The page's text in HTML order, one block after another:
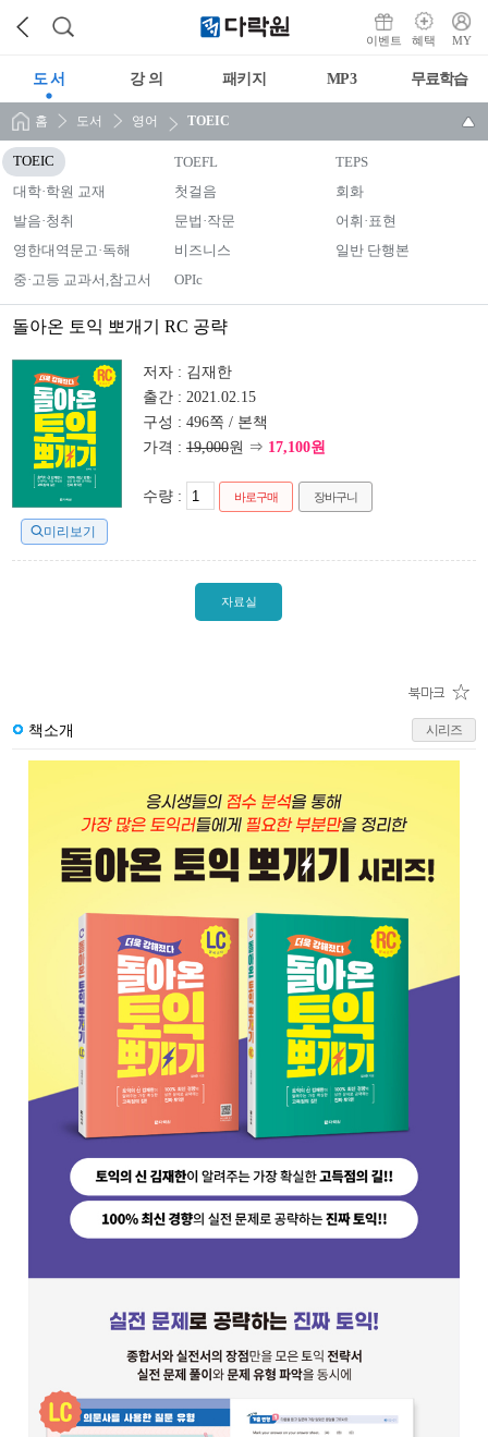
이벤트 혜택 MY
도 서 강 의 패키지 MP3 무료학습
홈 도서 영어 TOEIC
TOEIC TOEFL
TEPS
대학·학원 교재
첫걸음
회화
발음·청취
문법·작문
어휘·표현
영한대역문고·독해
비즈니스
일반 단행본
중·고등 교과서,참고서
OPIc
돌아온 토익 뽀개기 RC 공략
미리보기
저자 : 김재한
출간 : 2021.02.15
구성 : 496쪽 / 본책
가격 : 19,000원 ⇒ 17,100원
수량 : 바로구매 장바구니
자료실
책소개 시리즈